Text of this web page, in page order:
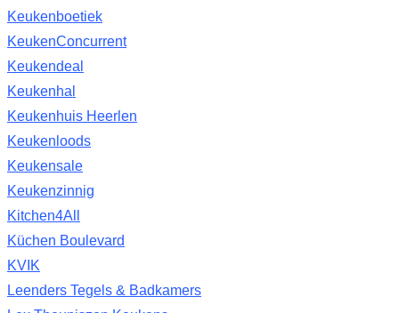
Keukenboetiek
KeukenConcurrent
Keukendeal
Keukenhal
Keukenhuis Heerlen
Keukenloods
Keukensale
Keukenzinnig
Kitchen4All
Küchen Boulevard
KVIK
Leenders Tegels & Badkamers